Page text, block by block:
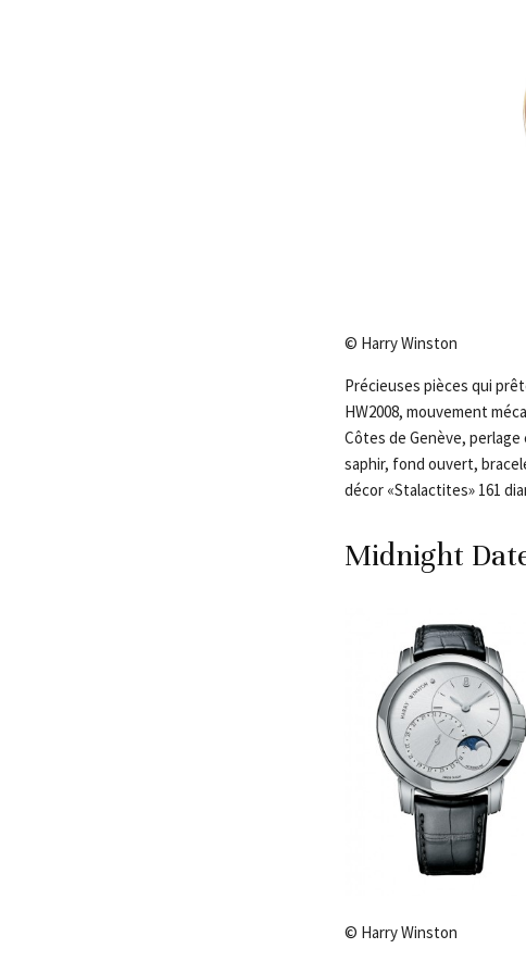
© Harry Winston
Précieuses pièces qui
HW2008, mouvement
Côtes de Genève,
saphir, fond ouvert,
décor «Stalactites» 161
Midnight
© Harry Winston